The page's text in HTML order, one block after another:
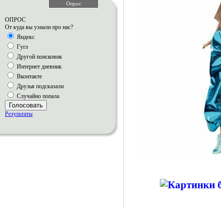
Опрос
ОПРОС
От куда вы узнали про нас?
Яндекс
Гугл
Другой поисковик
Интернет дневник
Вконтакте
Друзья подсказали
Случайно попала
Голосовать
Результаты